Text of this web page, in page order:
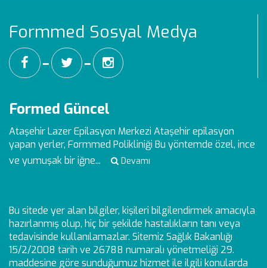
Formmed Sosyal Medya
━ ━
Formed Güncel
Ataşehir Lazer Epilasyon Merkezi Ataşehir epilasyon
yapan yerler, Formmed Polikliniği Bu yöntemde özel, ince
ve yumuşak bir iğne...
Devamı
Bu sitede yer alan bilgiler, kişileri bilgilendirmek amacıyla
hazırlanmış olup, hiç bir şekilde hastalıkların tanı veya
tedavisinde kullanılamazlar. Sitemiz Sağlık Bakanlığı
15/2/2008 tarih ve 26788 numaralı yönetmeliği 29.
maddesine göre sunduğumuz hizmet ile ilgili konularda